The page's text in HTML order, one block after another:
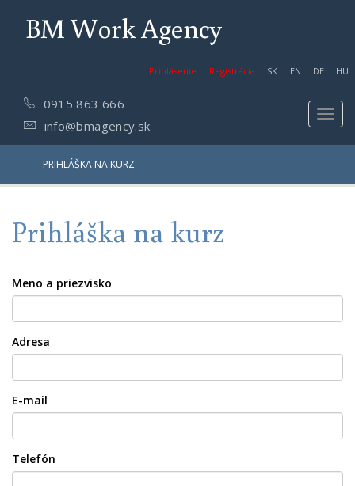
BM Work Agency
Prihlásenie Registrácia SK EN DE HU
0915 863 666
info@bmagency.sk
PRIHLÁŠKA NA KURZ
Prihláška na kurz
Meno a priezvisko
Adresa
E-mail
Telefón